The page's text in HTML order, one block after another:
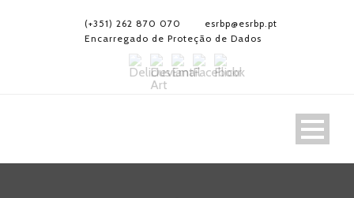
(+351) 262 870 070
esrbp@esrbp.pt
Encarregado de Proteção de Dados